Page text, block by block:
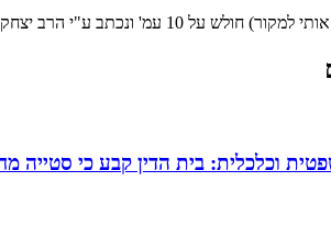
הרב יצחק אושינסקי מבית הדין הרבני בירושלים
וכלכלית: בית הדין קבע כי סטייה